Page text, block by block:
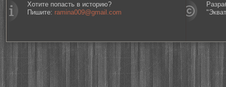
Хотите попасть в историю?
Пишите: ramina009@gmail.com